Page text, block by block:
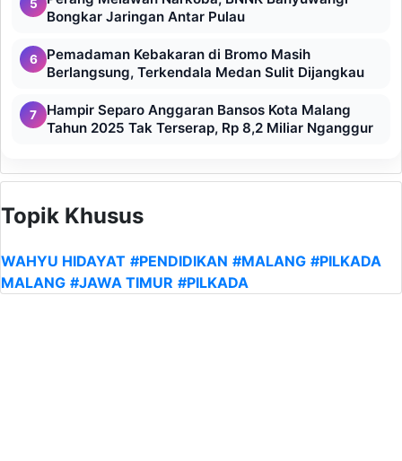
5
Bongkar Jaringan Antar Pulau
6
Pemadaman Kebakaran di Bromo Masih
Berlangsung, Terkendala Medan Sulit Dijangkau
7
Hampir Separo Anggaran Bansos Kota Malang
Tahun 2025 Tak Terserap, Rp 8,2 Miliar Nganggur
Topik Khusus
WAHYU HIDAYAT #PENDIDIKAN #MALANG #PILKADA
MALANG #JAWA TIMUR #PILKADA